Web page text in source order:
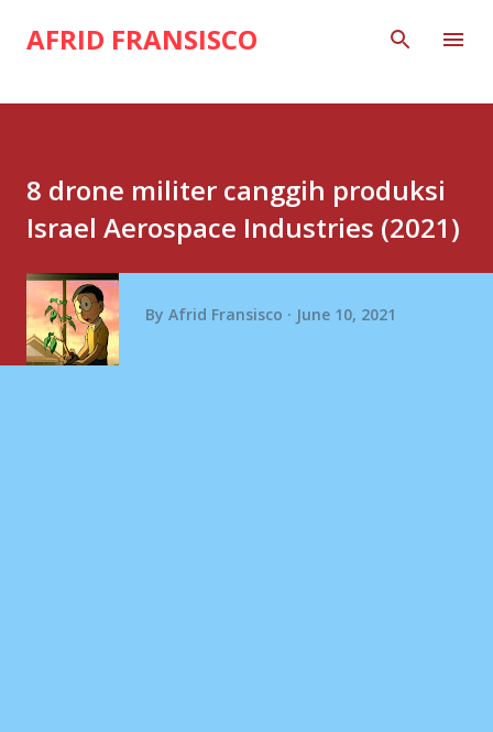
Skip to main content
AFRID FRANSISCO
8 drone militer canggih produksi
Israel Aerospace Industries (2021)
By Afrid Fransisco June 10, 2021